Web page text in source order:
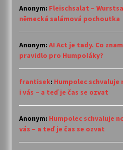
Anonym: Fleischsalat –
německá salámová pochoutka
Anonym: AI Act je tady. Co
pravidlo pro Humpoláky?
frantisek: Humpolec schvaluje
i vás – a teď je čas se ozvat
Anonym: Humpolec schvaluje
vás – a teď je čas se ozvat